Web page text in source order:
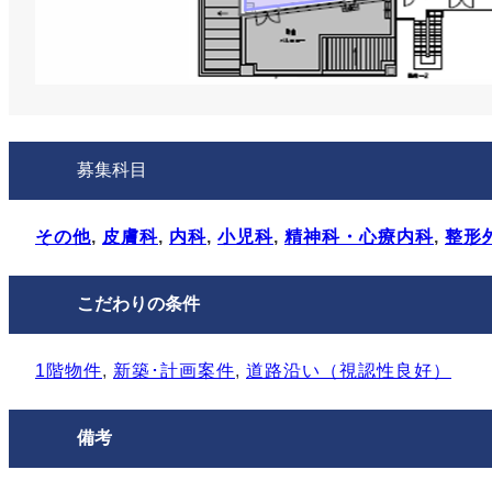
募集科目
その他, 皮膚科, 内科, 小児科, 精神科・心療内科, 整形
こだわりの条件
1階物件, 新築･計画案件, 道路沿い（視認性良好）
備考